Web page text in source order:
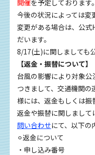
開催を予定しております。
今後の状況によっては変
変更がある場合は、公式
だいます。
8/17(土)に関しましても
【返金・振替について】
台風の影響により対象
つきまして、交通機関
様には、返金もしくは振
返金や振替に関しまして
問い合わせにて、以下の
⚪︎返金について
・申し込み番号